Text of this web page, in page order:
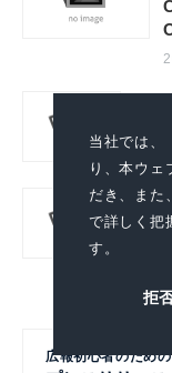
当社では、
り、本ウェ
だき、また
で詳しく把
す。
拒
る一
広報初心者のための